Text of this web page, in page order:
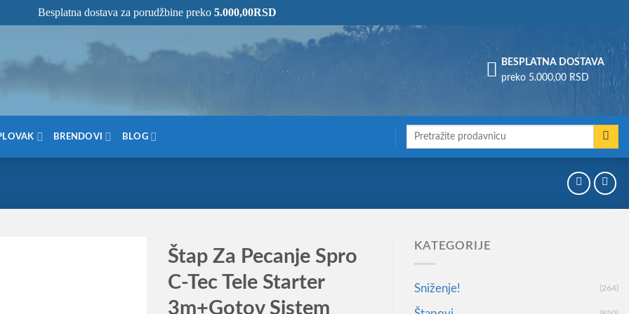
MESTU!
BESPLATNA DOSTAVA
preko 5.000,00 RSD
BRENDOVI BLOG
Претрага
Štap Za Pecanje Spro
C-Tec Tele Starter
3m+Gotov Sistem
KATEGORIJE
Sniženje! (264)
Besplatna dostava za porudžbine preko 5.000,00RSD